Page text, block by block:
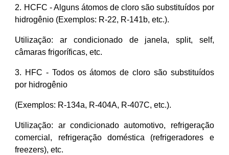
2. HCFC - Alguns átomos de cloro são substituídos por
hidrogênio (Exemplos: R-22, R-141b, etc.).
Utilização: ar condicionado de janela, split, self,
câmaras frigoríficas, etc.
3. HFC - Todos os átomos de cloro são substituídos
por hidrogênio
(Exemplos: R-134a, R-404A, R-407C, etc.).
Utilização: ar condicionado automotivo, refrigeração
comercial, refrigeração doméstica (refrigeradores e
freezers), etc.